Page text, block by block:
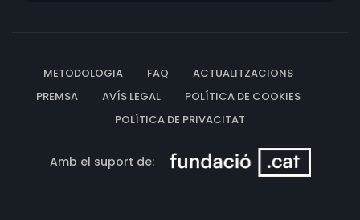
METODOLOGIA FAQ
ACTUALITZACIONS
PREMSA
AVÍS LEGAL
POLÍTICA DE COOKIES
POLÍTICA DE PRIVACITAT
Amb el suport de: